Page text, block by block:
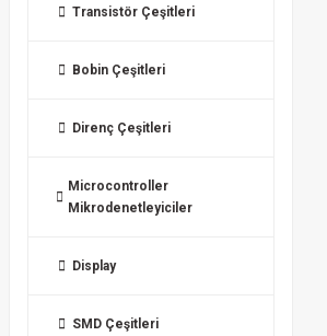
Transistör Çeşitleri
Bobin Çeşitleri
Direnç Çeşitleri
Microcontroller
Mikrodenetleyiciler
Display
SMD Çeşitleri